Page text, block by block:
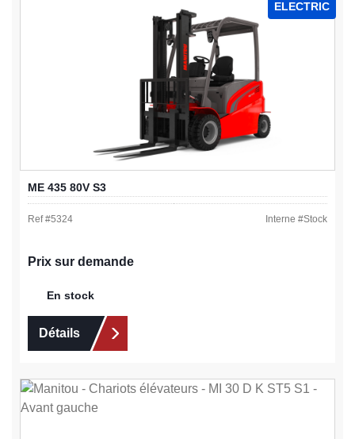
ELECTRIC
ME 435 80V S3
Ref #5324 Interne #Stock
Prix sur demande
En stock
Détails